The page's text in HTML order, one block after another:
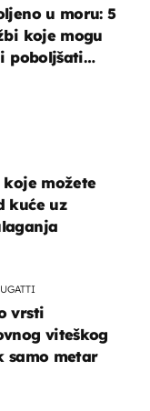
u moru: 5
koje mogu
poboljšati
koje možete
kuće uz
vrsti
viteškog
samo metar